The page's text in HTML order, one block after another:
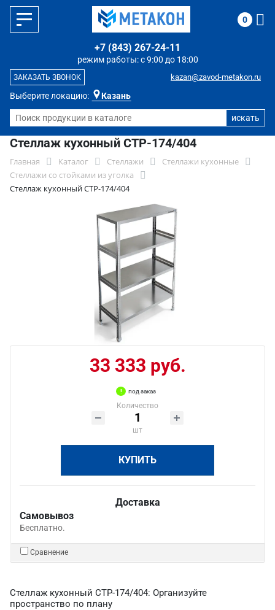
Выберите локацию: Казань
режим работы: с 9:00 до 18:00
+7 (843) 267-24-11
kazan@zavod-metakon.ru
ЗАКАЗАТЬ ЗВОНОК
0
Стеллаж кухонный СТР-174/404
Главная Каталог Стеллажи
Стеллажи кухонные
Стеллажи со стойками из уголка
Стеллаж кухонный СТР-174/404
33 333 руб.
под заказ
Количество
шт
КУПИТЬ
Доставка
Самовывоз
Бесплатно.
Сравнение
Стеллаж кухонный СТР-174/404: Организуйте
пространство по плану